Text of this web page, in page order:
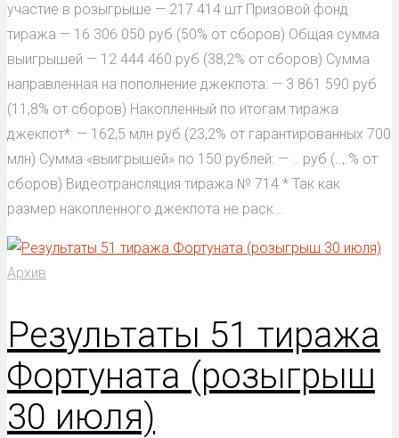
участие в розыгрыше — 217 414 шт Призовой фонд
тиража — 16 306 050 руб (50% от сборов) Общая сумма
выигрышей — 12 444 460 руб (38,2% от сборов) Сумма
направленная на пополнение джекпота: — 3 861 590 руб
(11,8% от сборов) Накопленный по итогам тиража
джекпот*: — 162,5 млн руб (23,2% от гарантированных 700
млн) Сумма «выигрышей» по 150 рублей: — .. руб (..,.% от
сборов) Видеотрансляция тиража № 714 * Так как
размер накопленного джекпота не раск...
Архив
Результаты 51 тиража
Фортуната (розыгрыш
30 июля)